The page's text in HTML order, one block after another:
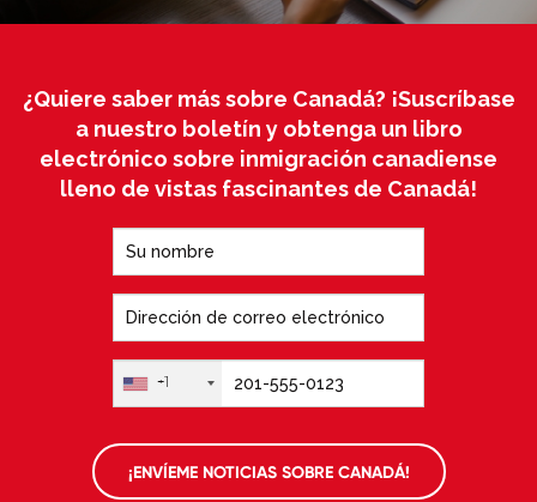
¿Quiere saber más sobre Canadá? ¡Suscríbase
a nuestro boletín y obtenga un libro
electrónico sobre inmigración canadiense
lleno de vistas fascinantes de Canadá!
+1
¡ENVÍEME NOTICIAS SOBRE CANADÁ!